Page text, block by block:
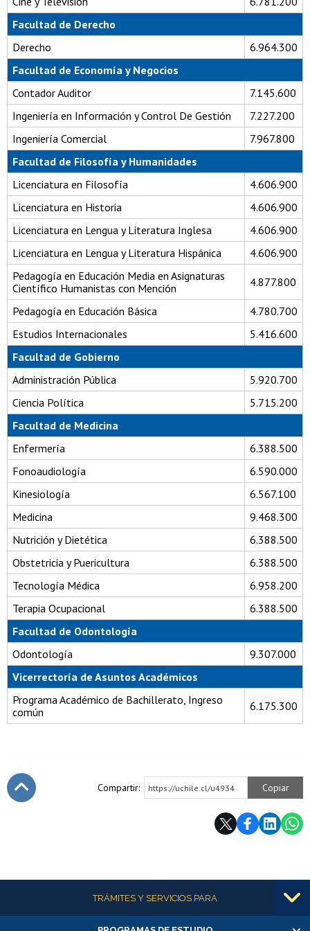
Facultad de Derecho
Derecho
6.964.300
Facultad de Economía y Negocios
Contador Auditor
7.145.600
Ingeniería en Información y Control De Gestión
7.227.200
Ingeniería Comercial
7.967.800
Facultad de Filosofía y Humanidades
Licenciatura en Filosofía
4.606.900
Licenciatura en Historia
4.606.900
Licenciatura en Lengua y Literatura Inglesa
4.606.900
Licenciatura en Lengua y Literatura Hispánica
4.606.900
Pedagogía en Educación Media en Asignaturas
Científico Humanistas con Mención
4.877.800
Pedagogía en Educación Básica
4.780.700
Estudios Internacionales
5.416.600
Facultad de Gobierno
Administración Pública
5.920.700
Ciencia Política
5.715.200
Facultad de Medicina
Enfermería
6.388.500
Fonoaudiología
6.590.000
Kinesiología
6.567.100
Medicina
9.468.300
Nutrición y Dietética
6.388.500
Obstetricia y Puericultura
6.388.500
Tecnología Médica
6.958.200
Terapia Ocupacional
6.388.500
Facultad de Odontología
Odontología
9.307.000
Vicerrectoría de Asuntos Académicos
Programa Académico de Bachillerato, Ingreso
común
6.175.300
Compartir: https://uchile.cl/u4934 Copiar
Más informaciónTRÁMITES Y SERVICIOS PARA